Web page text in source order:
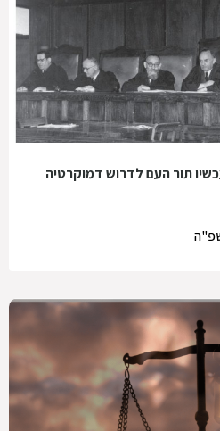
תור העם לדרוש דמוקרטיה